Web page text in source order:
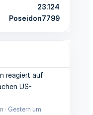
23.124
Poseidon7799
reagiert auf
US-
Gestern um